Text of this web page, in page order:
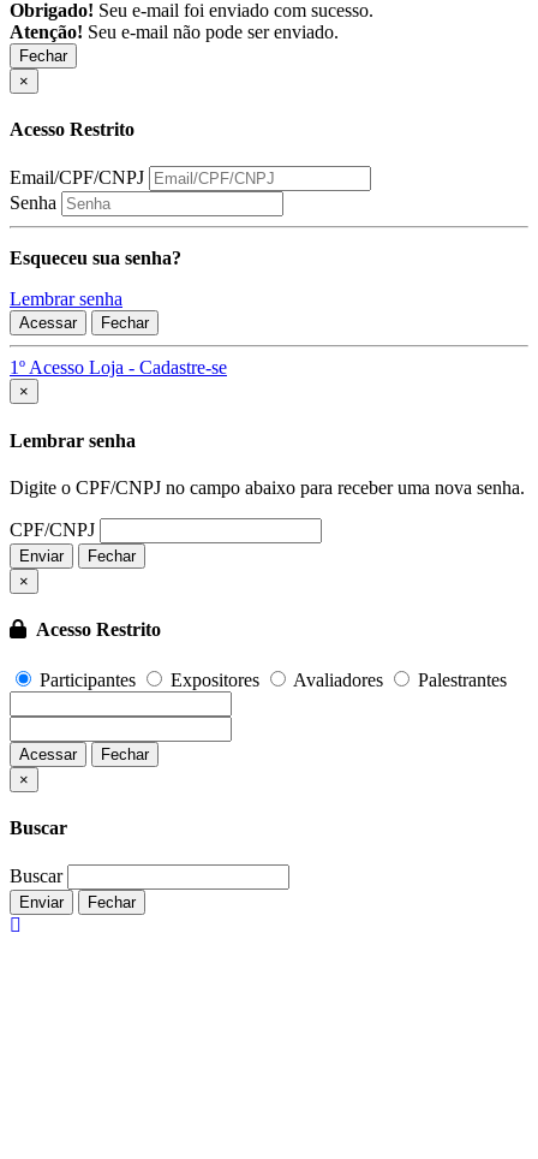
Obrigado! Seu e-mail foi enviado com sucesso.
Atenção! Seu e-mail não pode ser enviado.
Fechar
×
Acesso Restrito
Email/CPF/CNPJ
Senha
Esqueceu sua senha?
Lembrar senha
Acessar Fechar
1º Acesso Loja - Cadastre-se
×
Lembrar senha
Digite o CPF/CNPJ no campo abaixo para receber uma nova senha.
CPF/CNPJ
Enviar
Fechar
×
Acesso Restrito
Participantes Expositores Avaliadores Palestrantes
Acessar
Fechar
×
Buscar
Buscar
Enviar Fechar